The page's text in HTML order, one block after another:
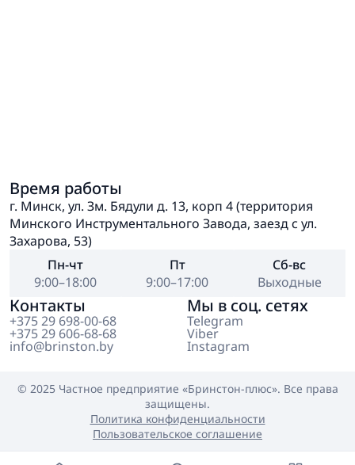
Время работы
г. Минск, ул. Зм. Бядули д. 13, корп 4 (территория
Минского Инструментального Завода, заезд с ул.
Захарова, 53)
Пн-чт
9:00–18:00
Пт
9:00–17:00
Сб-вс
Выходные
Контакты
+375 29 698-00-68
+375 29 606-68-68
info@brinston.by
Мы в соц. сетях
Telegram
Viber
Instagram
© 2025 Частное предприятие «Бринстон-плюс». Все права
защищены.
Политика конфиденциальности
Пользовательское соглашение